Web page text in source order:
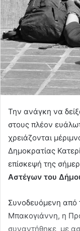
Την ανάγκη να
στους πλέον
χρειάζονται
Δημοκρατίας
επίσκεψή της
Αστέγων του
Συνοδευόμενη
Μπακογιάννη, η
συναντήθηκε με